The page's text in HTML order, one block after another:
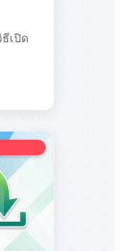
เปิด